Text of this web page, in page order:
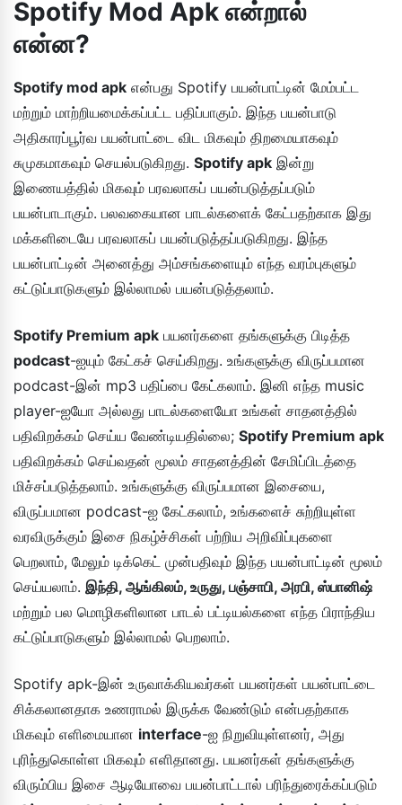
Spotify Mod Apk என்றால்
என்ன?
Spotify mod apk என்பது Spotify பயன்பாட்டின் மேம்பட்ட
மற்றும் மாற்றியமைக்கப்பட்ட பதிப்பாகும். இந்த பயன்பாடு
அதிகாரப்பூர்வ பயன்பாட்டை விட மிகவும் திறமையாகவும்
சுமுகமாகவும் செயல்படுகிறது. Spotify apk இன்று
இணையத்தில் மிகவும் பரவலாகப் பயன்படுத்தப்படும்
பயன்பாடாகும். பலவகையான பாடல்களைக் கேட்பதற்காக இது
மக்களிடையே பரவலாகப் பயன்படுத்தப்படுகிறது. இந்த
பயன்பாட்டின் அனைத்து அம்சங்களையும் எந்த வரம்புகளும்
கட்டுப்பாடுகளும் இல்லாமல் பயன்படுத்தலாம்.
Spotify Premium apk பயனர்களை தங்களுக்கு பிடித்த
podcast-ஐயும் கேட்கச் செய்கிறது. உங்களுக்கு விருப்பமான
podcast-இன் mp3 பதிப்பை கேட்கலாம். இனி எந்த music
player-ஐயோ அல்லது பாடல்களையோ உங்கள் சாதனத்தில்
பதிவிறக்கம் செய்ய வேண்டியதில்லை; Spotify Premium apk
பதிவிறக்கம் செய்வதன் மூலம் சாதனத்தின் சேமிப்பிடத்தை
மிச்சப்படுத்தலாம். உங்களுக்கு விருப்பமான இசையை,
விருப்பமான podcast-ஐ கேட்கலாம், உங்களைச் சுற்றியுள்ள
வரவிருக்கும் இசை நிகழ்ச்சிகள் பற்றிய அறிவிப்புகளை
பெறலாம், மேலும் டிக்கெட் முன்பதிவும் இந்த பயன்பாட்டின் மூலம்
செய்யலாம். இந்தி, ஆங்கிலம், உருது, பஞ்சாபி, அரபி, ஸ்பானிஷ்
மற்றும் பல மொழிகளிலான பாடல் பட்டியல்களை எந்த பிராந்திய
கட்டுப்பாடுகளும் இல்லாமல் பெறலாம்.
Spotify apk-இன் உருவாக்கியவர்கள் பயனர்கள் பயன்பாட்டை
சிக்கலானதாக உணராமல் இருக்க வேண்டும் என்பதற்காக
மிகவும் எளிமையான interface-ஐ நிறுவியுள்ளனர், அது
புரிந்துகொள்ள மிகவும் எளிதானது. பயனர்கள் தங்களுக்கு
விரும்பிய இசை ஆடியோவை பயன்பாட்டால் பரிந்துரைக்கப்படும்